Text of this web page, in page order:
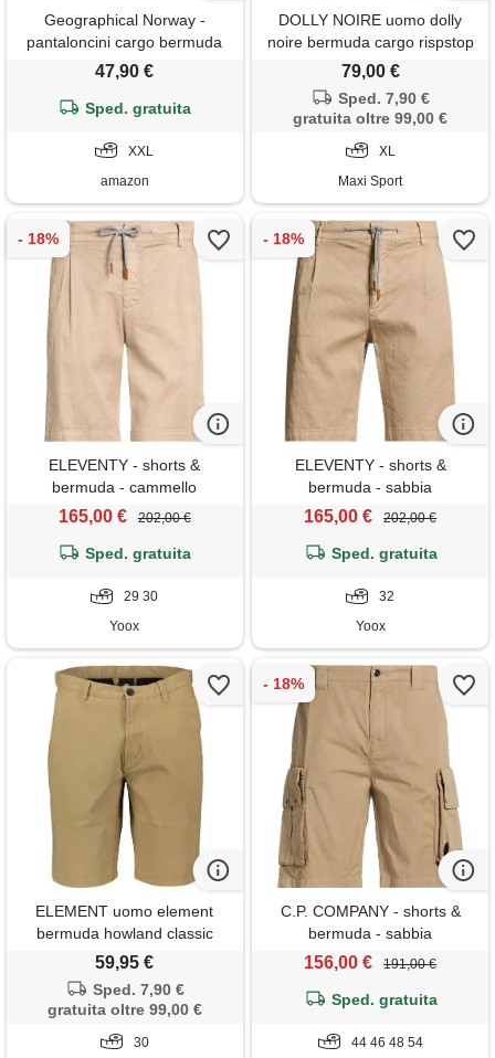
Geographical Norway -
pantaloncini cargo bermuda
con cintura short hunter im
47,90 €
Sped. gratuita
XXL
amazon
DOLLY NOIRE uomo dolly
noire bermuda cargo rispstop
easyshort
79,00 €
Sped. 7,90 €
gratuita oltre 99,00 €
XL
Maxi Sport
ELEVENTY - shorts &
bermuda - cammello
165,00 € 202,00 €
Sped. gratuita
29 30
Yoox
ELEVENTY - shorts &
bermuda - sabbia
165,00 € 202,00 €
Sped. gratuita
32
Yoox
ELEMENT uomo element
bermuda howland classic
59,95 €
Sped. 7,90 €
gratuita oltre 99,00 €
30
C.P. COMPANY - shorts &
bermuda - sabbia
156,00 € 191,00 €
Sped. gratuita
44 46 48 54